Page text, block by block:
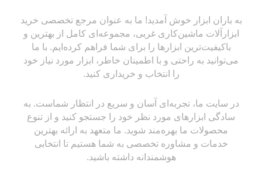
به باران ابزار خوش آمدید! ما به عنوان مرجع تخصصی خرید
ابزارآلات ماشین‌کاری غربی، مجموعه‌ای کامل از بهترین و
باکیفیت‌ترین ابزارها را برای شما فراهم کرده‌ایم. با ما
می‌توانید به راحتی و با اطمینان خاطر، ابزار مورد نیاز خود
را انتخاب و خریداری کنید.
در سایت ما، تجربه‌ای آسان و سریع در انتظار شماست. به
سادگی ابزارهای مورد نظر خود را جستجو کنید و از تنوع
محصولات ما بهره‌مند شوید. ما متعهد به ارائه بهترین
خدمات و مشاوره تخصصی به شما هستیم تا انتخابی
هوشمندانه داشته باشید.